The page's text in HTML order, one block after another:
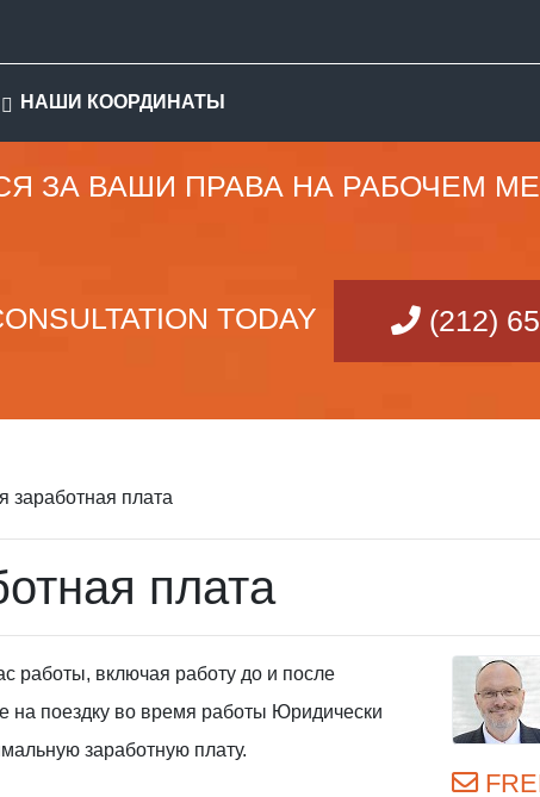
НАШИ КООРДИНАТЫ
ЗА ВАШИ ПРАВА НА РАБОЧЕМ
TODAY (212)
заработная плата
плата
работы, включая работу до и после
на поездку во время работы Юридически
заработную плату.